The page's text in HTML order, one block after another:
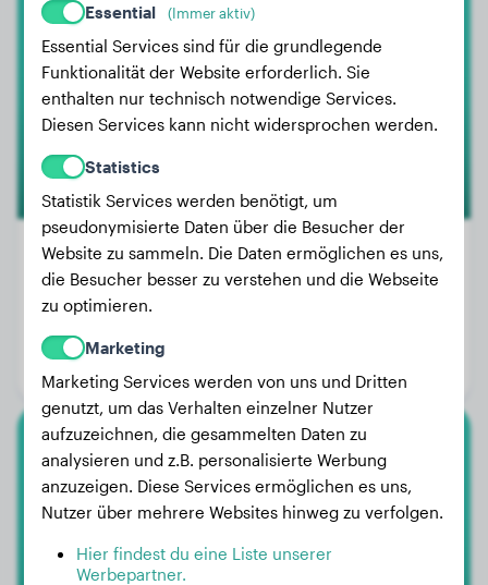
Wesley
Gewicht:
Alter:
Geschlecht:
Berner Sennenhund
Lotte
Essential (Immer aktiv)
Essential Services sind für die grundlegende
Funktionalität der Website erforderlich. Sie
enthalten nur technisch notwendige Services.
Diesen Services kann nicht widersprochen werden.
Statistics
Statistik Services werden benötigt, um
pseudonymisierte Daten über die Besucher der
Website zu sammeln. Die Daten ermöglichen es uns,
die Besucher besser zu verstehen und die Webseite
zu optimieren.
Marketing
Marketing Services werden von uns und Dritten
genutzt, um das Verhalten einzelner Nutzer
aufzuzeichnen, die gesammelten Daten zu
analysieren und z.B. personalisierte Werbung
anzuzeigen. Diese Services ermöglichen es uns,
Nutzer über mehrere Websites hinweg zu verfolgen.
Hier findest du eine Liste unserer
Werbepartner.